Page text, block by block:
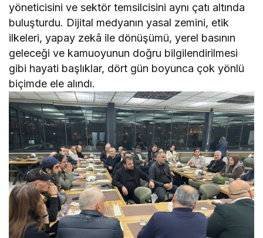
yöneticisini ve sektör temsilcisini aynı çatı altında
buluşturdu. Dijital medyanın yasal zemini, etik
ilkeleri, yapay zekâ ile dönüşümü, yerel basının
geleceği ve kamuoyunun doğru bilgilendirilmesi
gibi hayati başlıklar, dört gün boyunca çok yönlü
biçimde ele alındı.